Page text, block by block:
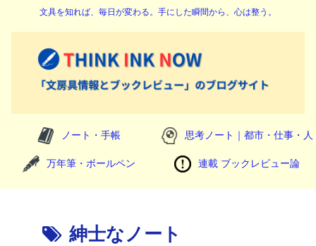
文具を知れば、毎日が変わる。手にした瞬間から、心は整う。
ノート・手帳 思考ノート｜都市・仕事・人
万年筆・ボールペン 連載 ブックレビュー論
紳士なノート